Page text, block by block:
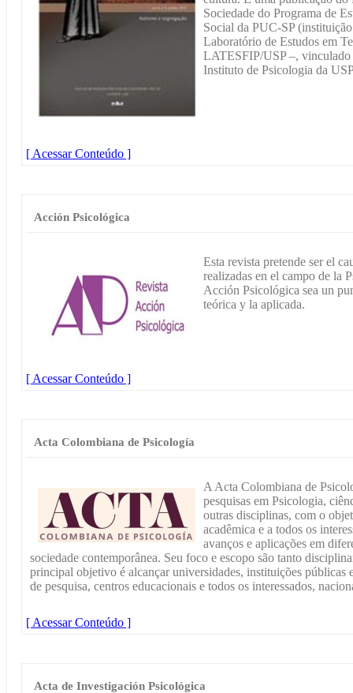
Sociedade do Programa de
Social da PUC-SP
Laboratório de Estudos em
LATESFIP/USP –, vinculado
Instituto de Psicologia da
[ Acessar Conteúdo ]
Acción Psicológica
Esta revista pretende ser el
realizadas en el campo de la
Acción Psicológica sea un
teórica y la aplicada.
[ Acessar Conteúdo ]
Acta Colombiana de Psicología
A Acta Colombiana de
pesquisas em Psicologia,
outras disciplinas, com o
acadêmica e a todos os
avanços e aplicações em
sociedade contemporânea. Seu foco e escopo são tanto
principal objetivo é alcançar universidades, instituições públicas
de pesquisa, centros educacionais e todos os interessados,
[ Acessar Conteúdo ]
Acta de Investigación Psicológica